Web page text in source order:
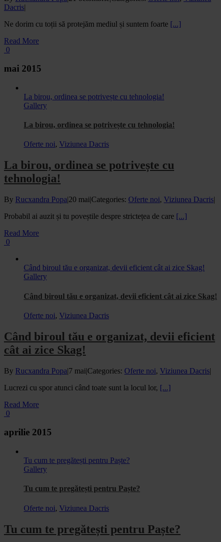
Dacris|
Ne dorim cu toții să protejăm mediul și suntem foarte [...]
Read More
0
mai 2015
La birou, ordinea se potrivește cu tehnologia!
Gallery
La birou, ordinea se potrivește cu tehnologia!
Oferte noi, Viziunea Dacris
La birou, ordinea se potrivește cu
tehnologia!
By Rucxandra Popa|20 mai|Categories: Oferte noi, Viziunea Dacris|
Probabil ai auzit și tu poveștile despre strictețea de care [...]
Read More
0
Când biroul tău e organizat, devii eficient cât ai zice Skag!
Gallery
Când biroul tău e organizat, devii eficient cât ai zice Skag!
Oferte noi, Viziunea Dacris
Când biroul tău e organizat, devii eficient
cât ai zice Skag!
By Rucxandra Popa|7 mai|Categories: Oferte noi, Viziunea Dacris|
Lucrezi cu spor atunci când toate sunt la locul lor, [...]
Read More
0
aprilie 2015
Tu cum te pregătești pentru Paște?
Gallery
Tu cum te pregătești pentru Paște?
Oferte noi, Viziunea Dacris
Tu cum te pregătești pentru Paște?